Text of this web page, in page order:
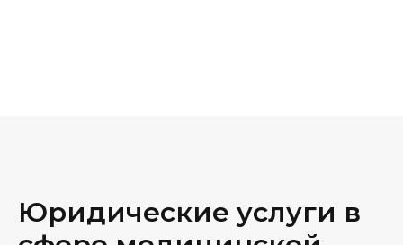
Юридические услуги в